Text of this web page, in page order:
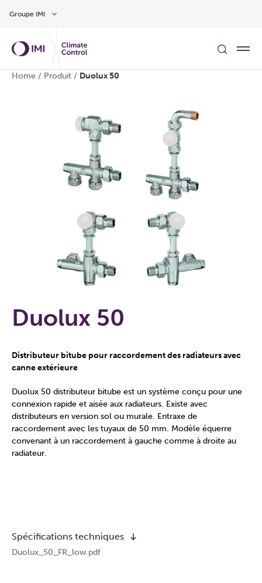
Groupe IMI
Home / Produit / Duolux 50
Duolux 50
Distributeur bitube pour raccordement des radiateurs avec
canne extérieure
Duolux 50 distributeur bitube est un système conçu pour une
connexion rapide et aisée aux radiateurs. Existe avec
distributeurs en version sol ou murale. Entraxe de
raccordement avec les tuyaux de 50 mm. Modèle équerre
convenant à un raccordement à gauche comme à droite au
radiateur.
Spécifications techniques
Duolux_50_FR_low.pdf